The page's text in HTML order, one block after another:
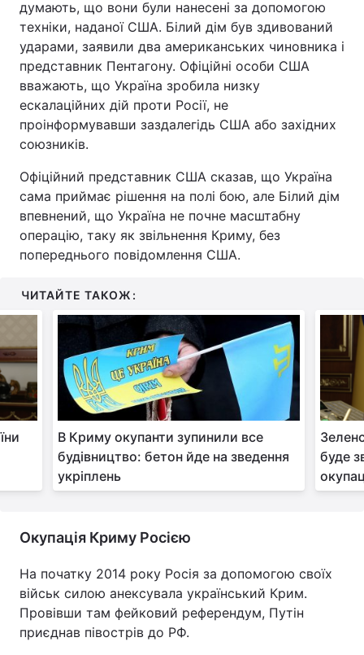
думають, що вони були нанесені за допомогою
техніки, наданої США. Білий дім був здивований
ударами, заявили два американських чиновника і
представник Пентагону. Офіційні особи США
вважають, що Україна зробила низку
ескалаційних дій проти Росії, не
проінформувавши заздалегідь США або західних
союзників.
Офіційний представник США сказав, що Україна
сама приймає рішення на полі бою, але Білий дім
впевнений, що Україна не почне масштабну
операцію, таку як звільнення Криму, без
попереднього повідомлення США.
ЧИТАЙТЕ ТАКОЖ:
В Криму окупанти зупинили все
будівництво: бетон йде на зведення
укріплень
буде
Окупація Криму Росією
На початку 2014 року Росія за допомогою своїх
військ силою анексувала український Крим.
Провівши там фейковий референдум, Путін
приєднав півострів до РФ.